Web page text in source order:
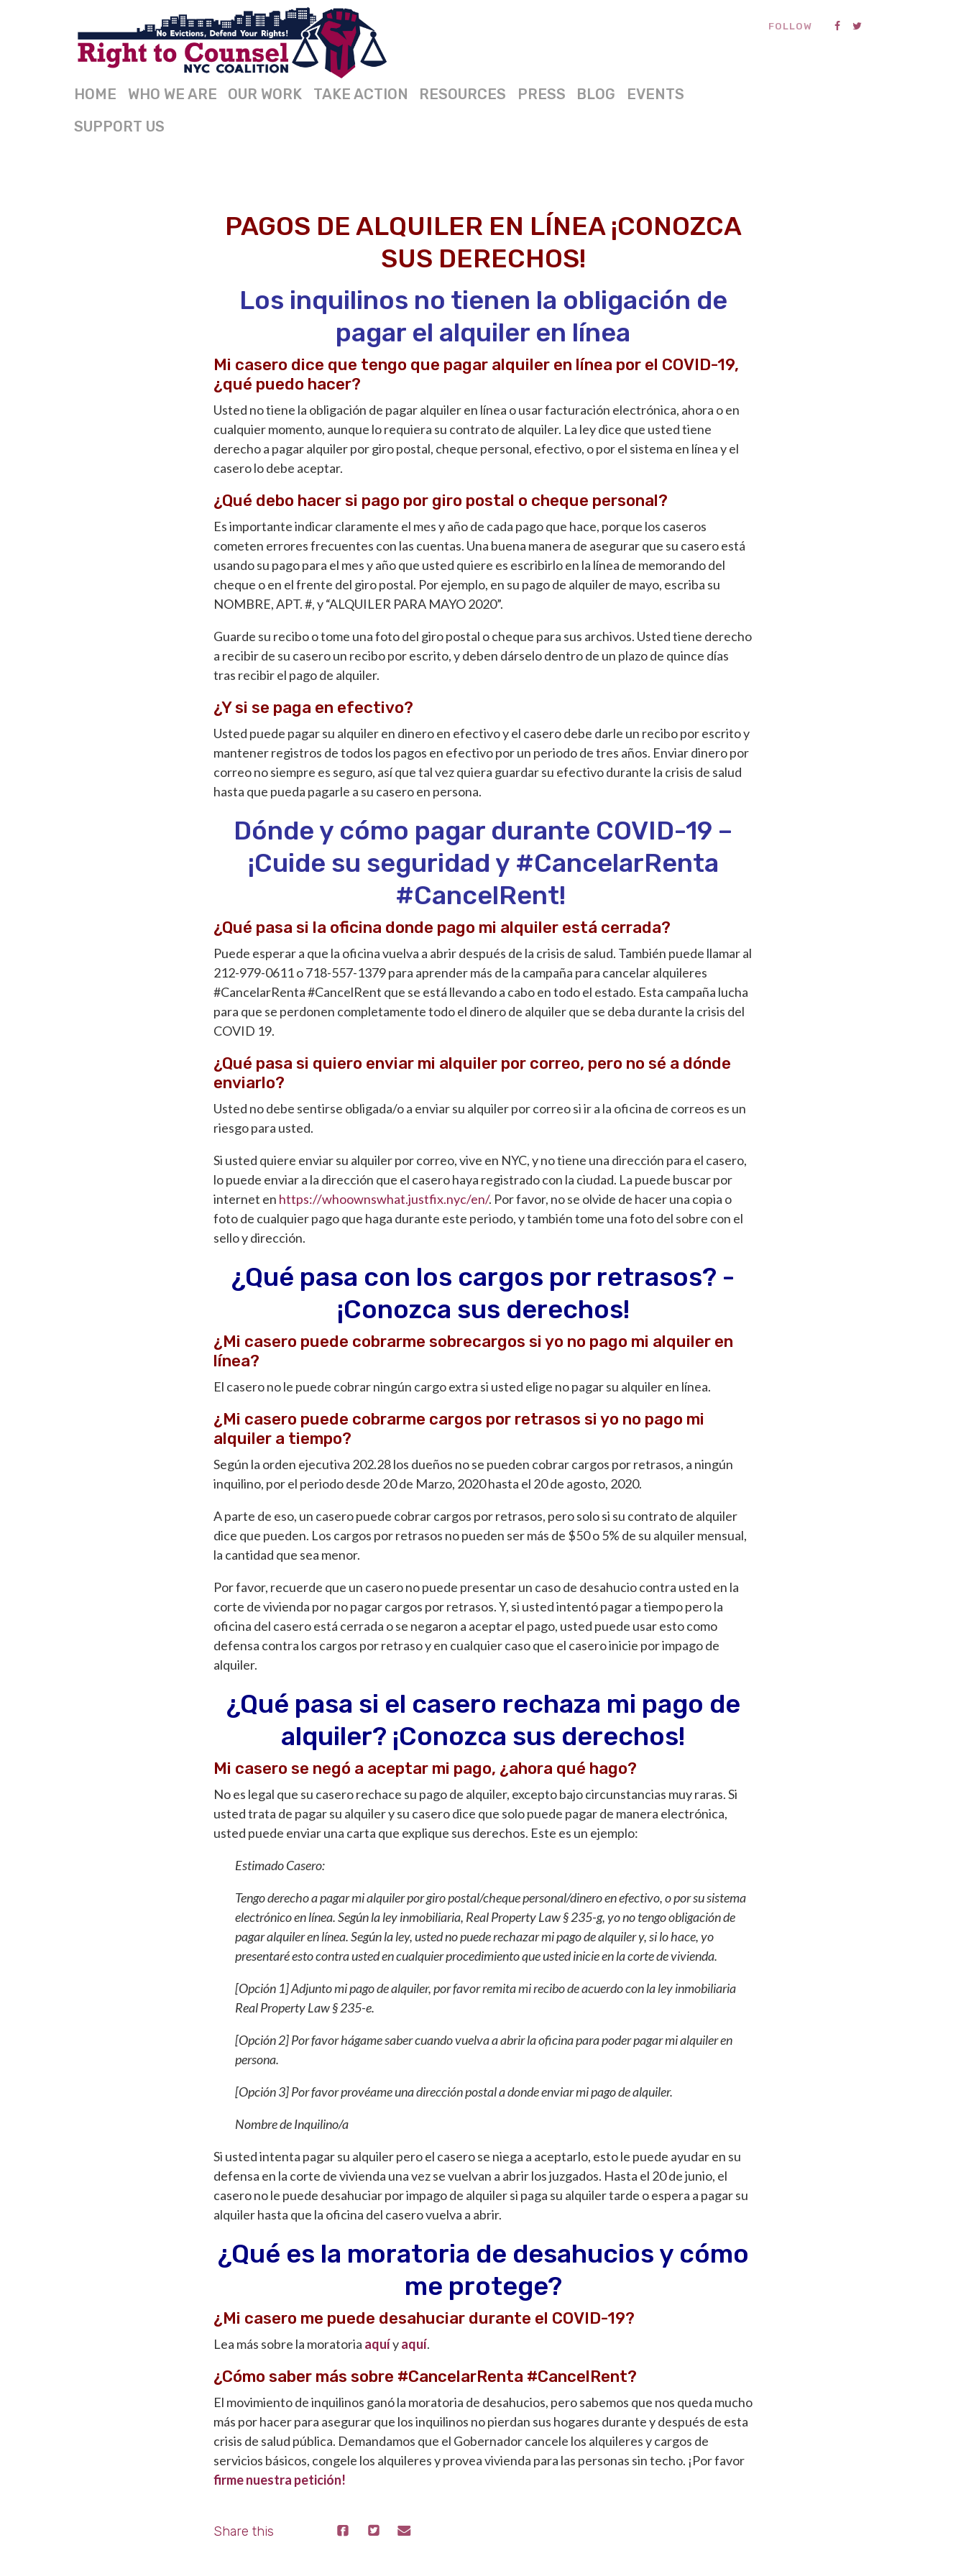
FOLLOW
HOME WHO WE ARE OUR WORK TAKE ACTION RESOURCES PRESS BLOG
EVENTS
SUPPORT US
PAGOS DE ALQUILER EN LÍNEA ¡CONOZCA
SUS DERECHOS!
Los inquilinos no tienen la obligación de
pagar el alquiler en línea
Mi casero dice que tengo que pagar alquiler en línea por el COVID-19,
¿qué puedo hacer?
Usted no tiene la obligación de pagar alquiler en línea o usar facturación electrónica, ahora o en
cualquier momento, aunque lo requiera su contrato de alquiler. La ley dice que usted tiene
derecho a pagar alquiler por giro postal, cheque personal, efectivo, o por el sistema en línea y el
casero lo debe aceptar.
¿Qué debo hacer si pago por giro postal o cheque personal?
Es importante indicar claramente el mes y año de cada pago que hace, porque los caseros
cometen errores frecuentes con las cuentas. Una buena manera de asegurar que su casero está
usando su pago para el mes y año que usted quiere es escribirlo en la línea de memorando del
cheque o en el frente del giro postal. Por ejemplo, en su pago de alquiler de mayo, escriba su
NOMBRE, APT. #, y “ALQUILER PARA MAYO 2020”.
Guarde su recibo o tome una foto del giro postal o cheque para sus archivos. Usted tiene derecho
a recibir de su casero un recibo por escrito, y deben dárselo dentro de un plazo de quince días
tras recibir el pago de alquiler.
¿Y si se paga en efectivo?
Usted puede pagar su alquiler en dinero en efectivo y el casero debe darle un recibo por escrito y
mantener registros de todos los pagos en efectivo por un periodo de tres años. Enviar dinero por
correo no siempre es seguro, así que tal vez quiera guardar su efectivo durante la crisis de salud
hasta que pueda pagarle a su casero en persona.
Dónde y cómo pagar durante COVID-19 –
¡Cuide su seguridad y #CancelarRenta
#CancelRent!
¿Qué pasa si la oficina donde pago mi alquiler está cerrada?
Puede esperar a que la oficina vuelva a abrir después de la crisis de salud. También puede llamar al
212-979-0611 o718-557-1379para aprender más de la campaña para cancelar alquileres
#CancelarRenta #CancelRent que se está llevando a cabo en todo el estado. Esta campaña lucha
para que se perdonen completamente todo el dinero de alquiler que se deba durante la crisis del
COVID 19.
¿Qué pasa si quiero enviar mi alquiler por correo, pero no sé a dónde
enviarlo?
Usted no debe sentirse obligada/o a enviar su alquiler por correo si ir a la oficina de correos es un
riesgo para usted.
Si usted quiere enviar su alquiler por correo, vive en NYC, y no tiene una dirección para el casero,
lo puede enviar a la dirección que el casero haya registrado con la ciudad. La puede buscar por
internet en https://whoownswhat.justfix.nyc/en/. Por favor, no se olvide de hacer una copia o
foto de cualquier pago que haga durante este periodo, y también tome una foto del sobre con el
sello y dirección.
¿Qué pasa con los cargos por retrasos? -
¡Conozca sus derechos!
¿Mi casero puede cobrarme sobrecargos si yo no pago mi alquiler en
línea?
El casero no le puede cobrar ningún cargo extra si usted elige no pagar su alquiler en línea.
¿Mi casero puede cobrarme cargos por retrasos si yo no pago mi
alquiler a tiempo?
Según la orden ejecutiva 202.28 los dueños no se pueden cobrar cargos por retrasos, a ningún
inquilino, por el periodo desde 20 de Marzo, 2020 hasta el 20 de agosto, 2020.
A parte de eso, un casero puede cobrar cargos por retrasos, pero solo si su contrato de alquiler
dice que pueden. Los cargos por retrasos no pueden ser más de $50 o 5% de su alquiler mensual,
la cantidad que sea menor.
Por favor, recuerde que un casero no puede presentar un caso de desahucio contra usted en la
corte de vivienda por no pagar cargos por retrasos. Y, si usted intentó pagar a tiempo pero la
oficina del casero está cerrada o se negaron a aceptar el pago, usted puede usar esto como
defensa contra los cargos por retraso y en cualquier caso que el casero inicie por impago de
alquiler.
¿Qué pasa si el casero rechaza mi pago de
alquiler? ¡Conozca sus derechos!
Mi casero se negó a aceptar mi pago, ¿ahora qué hago?
No es legal que su casero rechace su pago de alquiler, excepto bajo circunstancias muy raras. Si
usted trata de pagar su alquiler y su casero dice que solo puede pagar de manera electrónica,
usted puede enviar una carta que explique sus derechos. Este es un ejemplo:
Estimado Casero:
Tengo derecho a pagar mi alquiler por giro postal/cheque personal/dinero en efectivo, o por su sistema
electrónico en línea. Según la ley inmobiliaria, Real Property Law § 235-g, yo no tengo obligación de
pagar alquiler en línea. Según la ley, usted no puede rechazar mi pago de alquiler y, si lo hace, yo
presentaré esto contra usted en cualquier procedimiento que usted inicie en la corte de vivienda.
[Opción 1] Adjunto mi pago de alquiler, por favor remita mi recibo de acuerdo con la ley inmobiliaria
Real Property Law § 235-e.
[Opción 2] Por favor hágame saber cuando vuelva a abrir la oficina para poder pagar mi alquiler en
persona.
[Opción 3] Por favor provéame una dirección postal a donde enviar mi pago de alquiler.
Nombre de Inquilino/a
Si usted intenta pagar su alquiler pero el casero se niega a aceptarlo, esto le puede ayudar en su
defensa en la corte de vivienda una vez se vuelvan a abrir los juzgados. Hasta el 20 de junio, el
casero no le puede desahuciar por impago de alquiler si paga su alquiler tarde o espera a pagar su
alquiler hasta que la oficina del casero vuelva a abrir.
¿Qué es la moratoria de desahucios y cómo
me protege?
¿Mi casero me puede desahuciar durante el COVID-19?
Lea más sobre la moratoria aquíyaquí.
¿Cómo saber más sobre #CancelarRenta #CancelRent?
El movimiento de inquilinos ganó la moratoria de desahucios, pero sabemos que nos queda mucho
más por hacer para asegurar que los inquilinos no pierdan sus hogares durante y después de esta
crisis de salud pública. Demandamos que el Gobernador cancele los alquileres y cargos de
servicios básicos, congele los alquileres y provea vivienda para las personas sin techo. ¡Por favor
firme nuestra petición!
Share this